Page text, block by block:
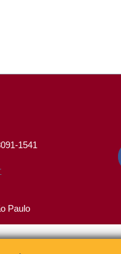
1541
Paulo